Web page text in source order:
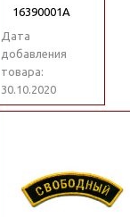
16390001А
Дата
добавления
товара:
30.10.2020